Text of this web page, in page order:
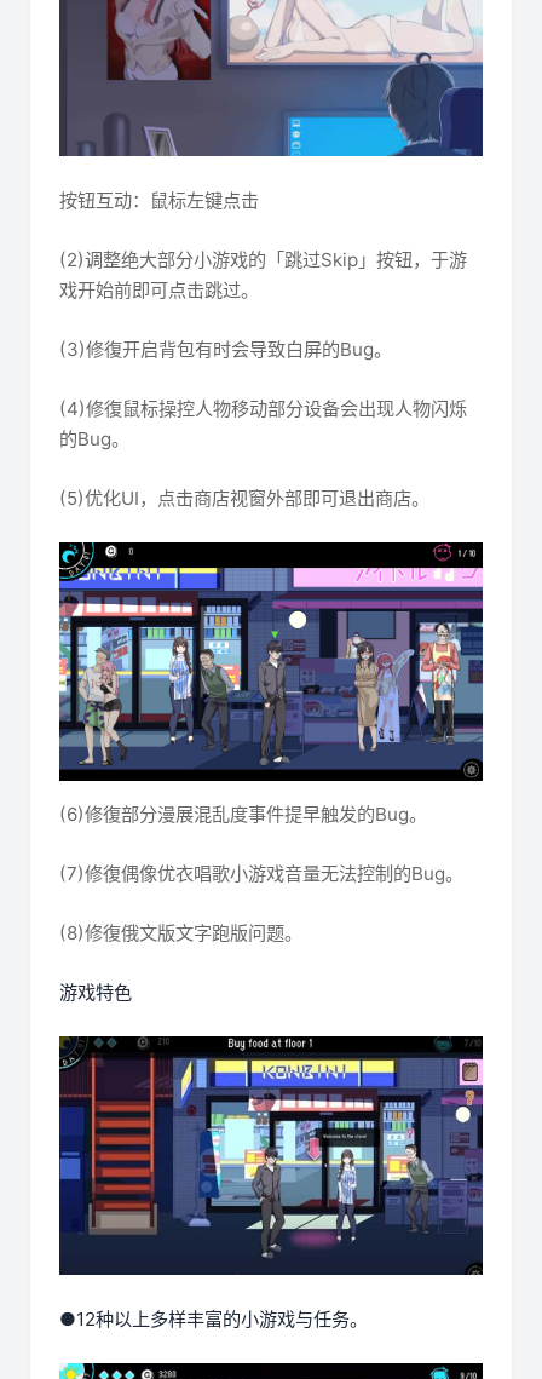
按钮互动：鼠标左键点击
(2)调整绝大部分小游戏的「跳过Skip」按钮，于游
戏开始前即可点击跳过。
(3)修復开启背包有时会导致白屏的Bug。
(4)修復鼠标操控人物移动部分设备会出现人物闪烁
的Bug。
(5)优化UI，点击商店视窗外部即可退出商店。
(6)修復部分漫展混乱度事件提早触发的Bug。
(7)修復偶像优衣唱歌小游戏音量无法控制的Bug。
(8)修復俄文版文字跑版问题。
游戏特色
●12种以上多样丰富的小游戏与任务。